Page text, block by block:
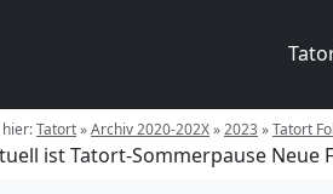
hier:Tatort»Archiv 2020-202X»2023»Tatort
ist Tatort-Sommerpause Neue